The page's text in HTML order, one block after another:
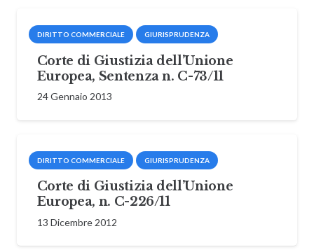
DIRITTO COMMERCIALE GIURISPRUDENZA
Corte di Giustizia dell’Unione
Europea, Sentenza n. C-73/11
24 Gennaio 2013
DIRITTO COMMERCIALE GIURISPRUDENZA
Corte di Giustizia dell’Unione
Europea, n. C-226/11
13 Dicembre 2012